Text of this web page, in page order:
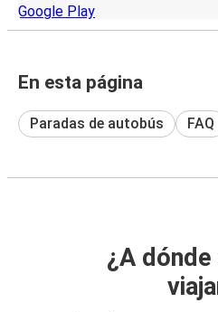
En esta página
Paradas de autobús FAQ
¿A